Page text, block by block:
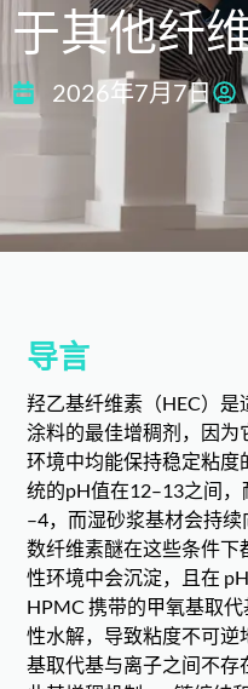
于其他纤
2026年7月7日
导言
羟乙基纤维素（HEC）
涂料的最佳增稠剂，因为
环境中均能保持稳定粘度
统的pH值在12–13之间
–4，而湿砂浆基材会持
数纤维素醚在这些条件下
性环境中会沉淀，且在
HPMC 携带的甲氧基取
性水解，导致粘度不可逆
基取代基与离子之间不存